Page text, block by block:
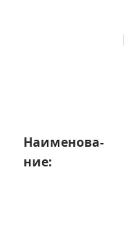
Наиме­но­ва­
ние: